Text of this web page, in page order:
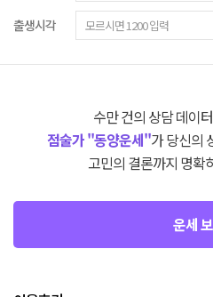
출생시각
수만 건의 상담 데이
점술가 "동양운세"가 당신의
고민의 결론까지 명확
운세